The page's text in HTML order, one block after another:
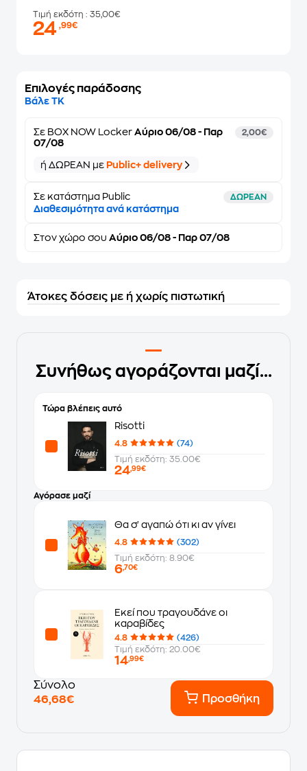
Τιμή εκδότη : 35,00€
24,99€
Επιλογές παράδοσης
Βάλε ΤΚ
Σε BOX NOW Locker Αύριο 06/08 - Παρ
07/08
2,00€
ή ΔΩΡΕΑΝ με Public+ delivery
Σε κατάστημα Public ΔΩΡΕΑΝ
Διαθεσιμότητα ανά κατάστημα
Στον χώρο σου Αύριο 06/08 - Παρ 07/08
Άτοκες δόσεις με ή χωρίς πιστωτική
Συνήθως αγοράζονται μαζί...
Τώρα βλέπεις αυτό
Risotti
4.8
(74)
Τιμή εκδότη: 35.00€
24,99€
Αγόρασε μαζί
Θα σ' αγαπώ ότι κι αν γίνει
4.8
(302)
Τιμή εκδότη: 8.90€
6,70€
Εκεί που τραγουδάνε οι
καραβίδες
4.8
(426)
Τιμή εκδότη: 20.00€
14,99€
Σύνολο
46,68€
Προσθήκη